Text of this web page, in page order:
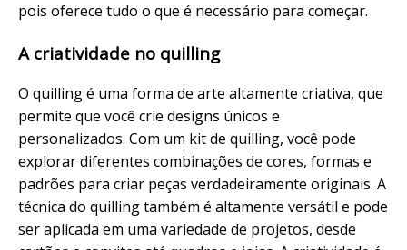
pois oferece tudo o que é necessário para começar.
A criatividade no quilling
O quilling é uma forma de arte altamente criativa, que
permite que você crie designs únicos e
personalizados. Com um kit de quilling, você pode
explorar diferentes combinações de cores, formas e
padrões para criar peças verdadeiramente originais. A
técnica do quilling também é altamente versátil e pode
ser aplicada em uma variedade de projetos, desde